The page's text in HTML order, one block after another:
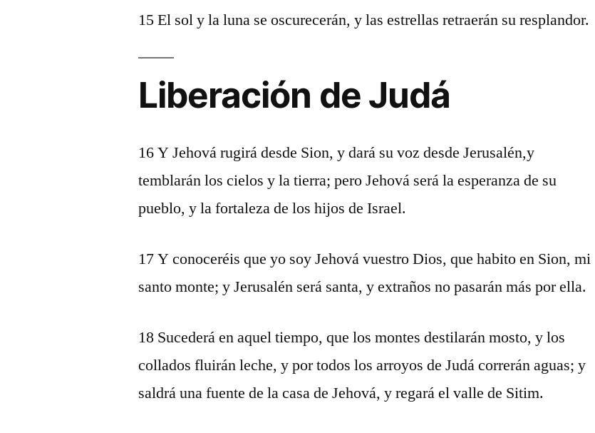
15 El sol y la luna se oscurecerán, y las estrellas retraerán su resplandor.
Liberación de Judá
16 Y Jehová rugirá desde Sion, y dará su voz desde Jerusalén,y
temblarán los cielos y la tierra; pero Jehová será la esperanza de su
pueblo, y la fortaleza de los hijos de Israel.
17 Y conoceréis que yo soy Jehová vuestro Dios, que habito en Sion, mi
santo monte; y Jerusalén será santa, y extraños no pasarán más por ella.
18 Sucederá en aquel tiempo, que los montes destilarán mosto, y los
collados fluirán leche, y por todos los arroyos de Judá correrán aguas; y
saldrá una fuente de la casa de Jehová, y regará el valle de Sitim.